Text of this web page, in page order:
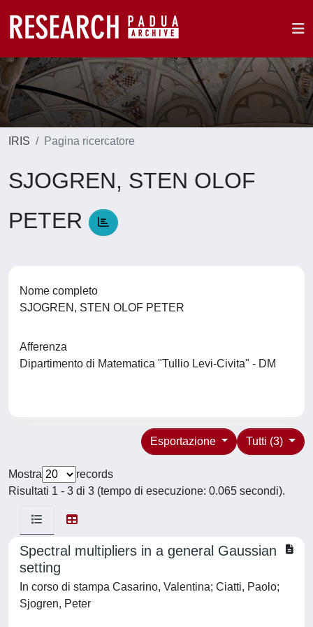
IRIS Pagina ricercatore
SJOGREN, STEN OLOF
PETER
Nome completo
SJOGREN, STEN OLOF PETER
Afferenza
Dipartimento di Matematica "Tullio Levi-Civita" - DM
Tutti (3)
Esportazione
Mostra
records
Risultati 1 - 3 di 3 (tempo di esecuzione: 0.065 secondi).
Spectral multipliers in a general Gaussian
setting
In corso di stampa Casarino, Valentina; Ciatti, Paolo;
Sjogren, Peter